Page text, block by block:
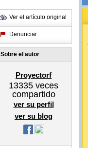
Ver el artículo original
Denunciar
Sobre el autor
Proyectorf
13335 veces
compartido
ver su perfil
ver su blog